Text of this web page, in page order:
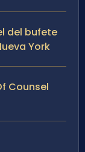
del bufete
York
Counsel